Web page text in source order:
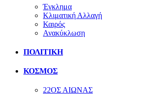
Έγκλημα
Κλιματική Αλλαγή
Καιρός
Ανακύκλωση
ΠΟΛΙΤΙΚΗ
ΚΟΣΜΟΣ
22ΟΣ ΑΙΩΝΑΣ